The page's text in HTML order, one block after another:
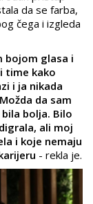
da se farba,
čega i izgleda
bojom glasa i
time kako
i ja nikada
da sam
bolja. Bilo
ali moj
i koje nemaju
- rekla je.